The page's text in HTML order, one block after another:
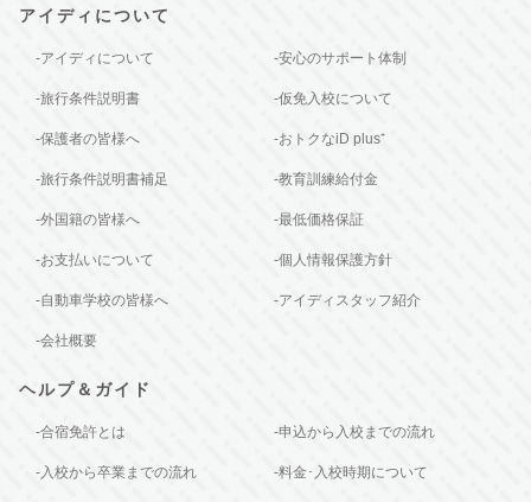
アイディについて
-アイディについて -安心のサポート体制
-旅行条件説明書 -仮免入校について
-保護者の皆様へ -おトクなiD plus⁺
-旅行条件説明書補足 -教育訓練給付金
-外国籍の皆様へ -最低価格保証
-お支払いについて -個人情報保護方針
-自動車学校の皆様へ -アイディスタッフ紹介
-会社概要
ヘルプ＆ガイド
-合宿免許とは -申込から入校までの流れ
-入校から卒業までの流れ -料金･入校時期について